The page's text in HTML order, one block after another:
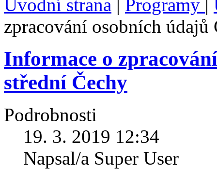
Úvodní strana | Programy |
zpracování osobních údajů
Informace o
střední Čechy
Podrobnosti
19. 3. 2019 12:34
Napsal/a Super User